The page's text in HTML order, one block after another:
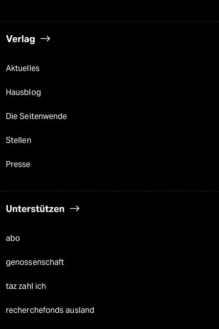
Verlag
Aktuelles
Hausblog
Die Seitenwende
Stellen
Presse
Unterstützen
abo
genossenschaft
taz zahl ich
recherchefonds ausland